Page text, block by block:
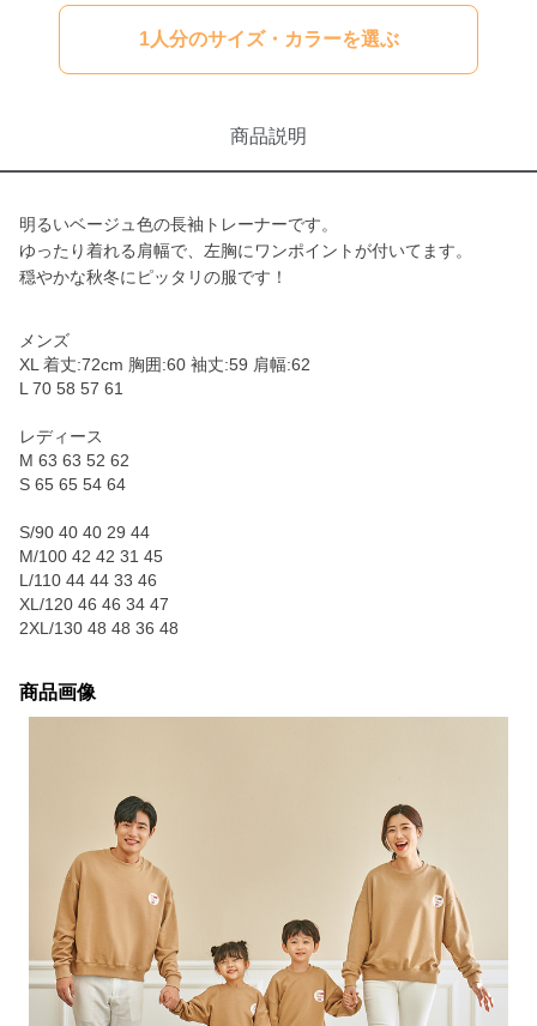
1人分のサイズ・カラーを選ぶ
商品説明
明るいベージュ色の長袖トレーナーです。
ゆったり着れる肩幅で、左胸にワンポイントが付いてます。
穏やかな秋冬にピッタリの服です！
メンズ
XL 着丈:72cm 胸囲:60 袖丈:59 肩幅:62
L 70 58 57 61
レディース
M 63 63 52 62
S 65 65 54 64
S/90 40 40 29 44
M/100 42 42 31 45
L/110 44 44 33 46
XL/120 46 46 34 47
2XL/130 48 48 36 48
商品画像